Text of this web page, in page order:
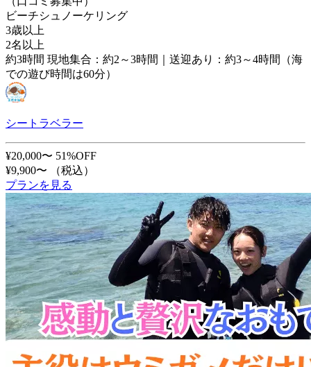
ビーチシュノーケリング
3歳以上
2名以上
約3時間 現地集合：約2～3時間｜送迎あり：約3～4時間（海
での遊び時間は60分）
シートラベラー
¥20,000〜 51%OFF
¥9,900〜
（税込）
プランを見る